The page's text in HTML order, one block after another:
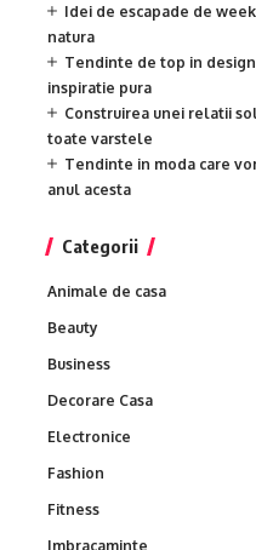
Idei de escapade de
natura
Tendinte de top in
inspiratie pura
Construirea unei relatii
toate varstele
Tendinte in moda care
anul acesta
Categorii
Animale de casa
Beauty
Business
Decorare Casa
Electronice
Fashion
Fitness
Imbracaminte